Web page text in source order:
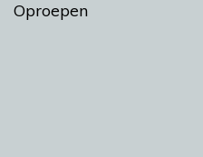
Oproepen